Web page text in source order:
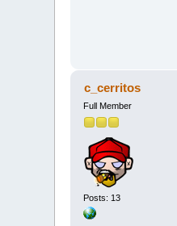
c_cerritos
Full Member
Posts: 13